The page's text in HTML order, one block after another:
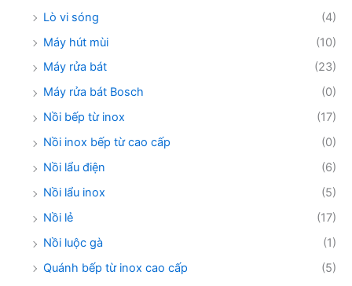
Lò vi sóng
(4)
Máy hút mùi
(10)
Máy rửa bát
(23)
Máy rửa bát Bosch
(0)
Nồi bếp từ inox
(17)
Nồi inox bếp từ cao cấp
(0)
Nồi lẩu điện
(6)
Nồi lẩu inox
(5)
Nồi lẻ
(17)
Nồi luộc gà
(1)
Quánh bếp từ inox cao cấp
(5)